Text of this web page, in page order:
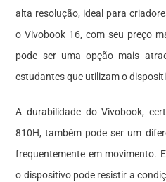
alta resolução, ideal para
o Vivobook 16, com seu preço
pode ser uma opção mais
estudantes que utilizam o
A durabilidade do Vivobook,
810H, também pode ser um
frequentemente em movimento.
o dispositivo pode resistir a